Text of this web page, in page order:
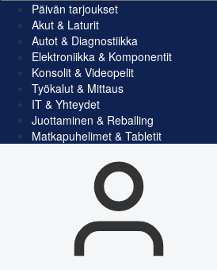
Päivän tarjoukset
Akut & Laturit
Autot & Diagnostiikka
Elektroniikka & Komponentit
Konsolit & Videopelit
Työkalut & Mittaus
IT & Yhteydet
Juottaminen & Reballing
Matkapuhelimet & Tabletit